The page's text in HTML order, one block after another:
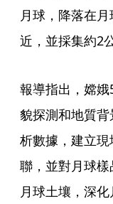
月球，降落在
近，並採集約2
報導指出，嫦
貌探測和地質
析數據，建立
聯，並對月球
月球土壤，深化